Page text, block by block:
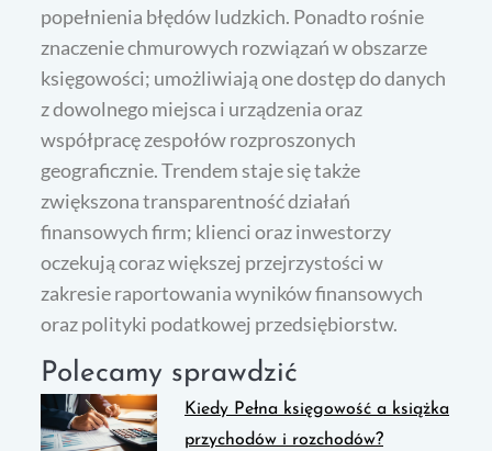
popełnienia błędów ludzkich. Ponadto rośnie
znaczenie chmurowych rozwiązań w obszarze
księgowości; umożliwiają one dostęp do danych
z dowolnego miejsca i urządzenia oraz
współpracę zespołów rozproszonych
geograficznie. Trendem staje się także
zwiększona transparentność działań
finansowych firm; klienci oraz inwestorzy
oczekują coraz większej przejrzystości w
zakresie raportowania wyników finansowych
oraz polityki podatkowej przedsiębiorstw.
Polecamy sprawdzić
Kiedy Pełna księgowość a książka
przychodów i rozchodów?